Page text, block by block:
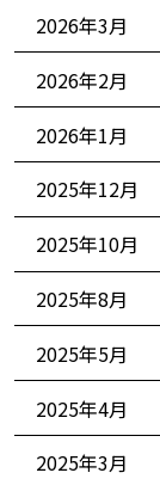
2026年3月
2026年2月
2026年1月
2025年12月
2025年10月
2025年8月
2025年5月
2025年4月
2025年3月